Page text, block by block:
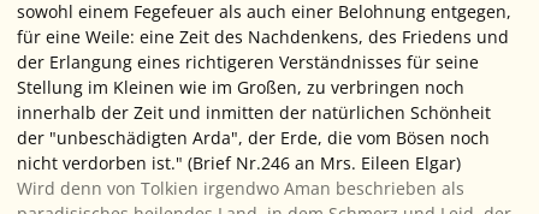
sowohl einem Fegefeuer als auch einer Belohnung entgegen,
für eine Weile: eine Zeit des Nachdenkens, des Friedens und
der Erlangung eines richtigeren Verständnisses für seine
Stellung im Kleinen wie im Großen, zu verbringen noch
innerhalb der Zeit und inmitten der natürlichen Schönheit
der "unbeschädigten Arda", der Erde, die vom Bösen noch
nicht verdorben ist." (Brief Nr.246 an Mrs. Eileen Elgar)
Wird denn von Tolkien irgendwo Aman beschrieben als